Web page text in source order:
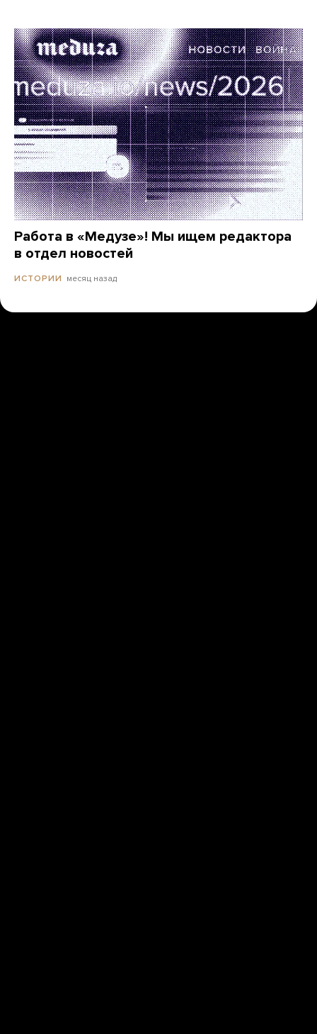
Работа в «Медузе»! Мы ищем редактора
в отдел новостей
ИСТОРИИ месяц назад